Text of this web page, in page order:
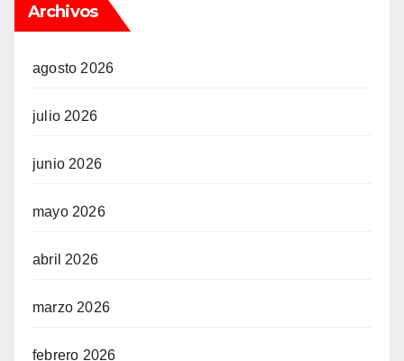
Archivos
agosto 2026
julio 2026
junio 2026
mayo 2026
abril 2026
marzo 2026
febrero 2026